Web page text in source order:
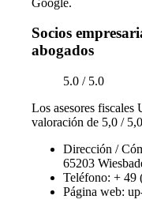
Socios
abogados
5.0 / 5.0
Los asesores fiscales
valoración de 5,0 /
Dirección /
65203
Teléfono: + 49
Página web: